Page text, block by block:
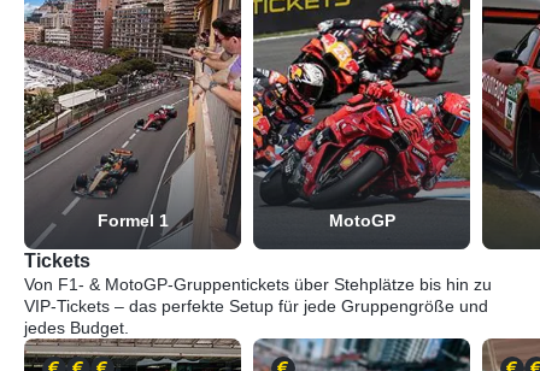
Formel 1 MotoGP
Tickets
Von F1- & MotoGP-Gruppentickets über Stehplätze bis hin zu
VIP-Tickets – das perfekte Setup für jede Gruppengröße und
jedes Budget.